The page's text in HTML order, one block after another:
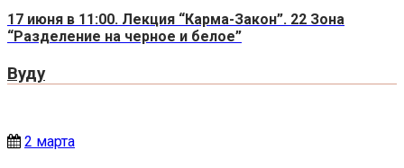
17 июня в 11:00. Лекция “Карма-Закон”. 22 Зона
“Разделение на черное и белое”
Вуду
2 марта